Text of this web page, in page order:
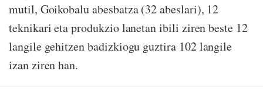
mutil, Goikobalu abesbatza (32 abeslari), 12
teknikari eta produkzio lanetan ibili ziren beste 12
langile gehitzen badizkiogu guztira 102 langile
izan ziren han.